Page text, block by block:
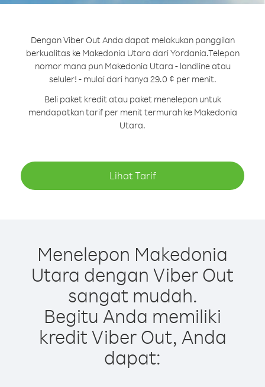
Dengan Viber Out Anda dapat melakukan panggilan
berkualitas ke Makedonia Utara dari Yordania.Telepon
nomor mana pun Makedonia Utara - landline atau
seluler! - mulai dari hanya 29.0 ¢ per menit.
Beli paket kredit atau paket menelepon untuk
mendapatkan tarif per menit termurah ke Makedonia
Utara.
Lihat Tarif
Menelepon Makedonia
Utara dengan Viber Out
sangat mudah.
Begitu Anda memiliki
kredit Viber Out, Anda
dapat: